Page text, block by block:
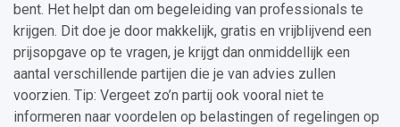
bent. Het helpt dan om begeleiding van professionals te
krijgen. Dit doe je door makkelijk, gratis en vrijblijvend een
prijsopgave op te vragen, je krijgt dan onmiddellijk een
aantal verschillende partijen die je van advies zullen
voorzien. Tip: Vergeet zo’n partij ook vooral niet te
informeren naar voordelen op belastingen of regelingen op